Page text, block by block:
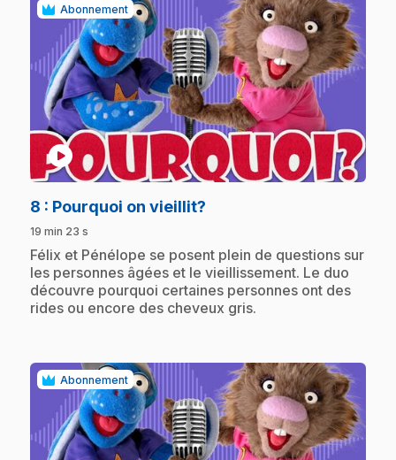
Abonnement
play_circle
8 : Pourquoi on vieillit?
19 min 23 s
.Félix et Pénélope se posent plein de questions sur
les personnes âgées et le vieillissement. Le duo
découvre pourquoi certaines personnes ont des
rides ou encore des cheveux gris.
Abonnement